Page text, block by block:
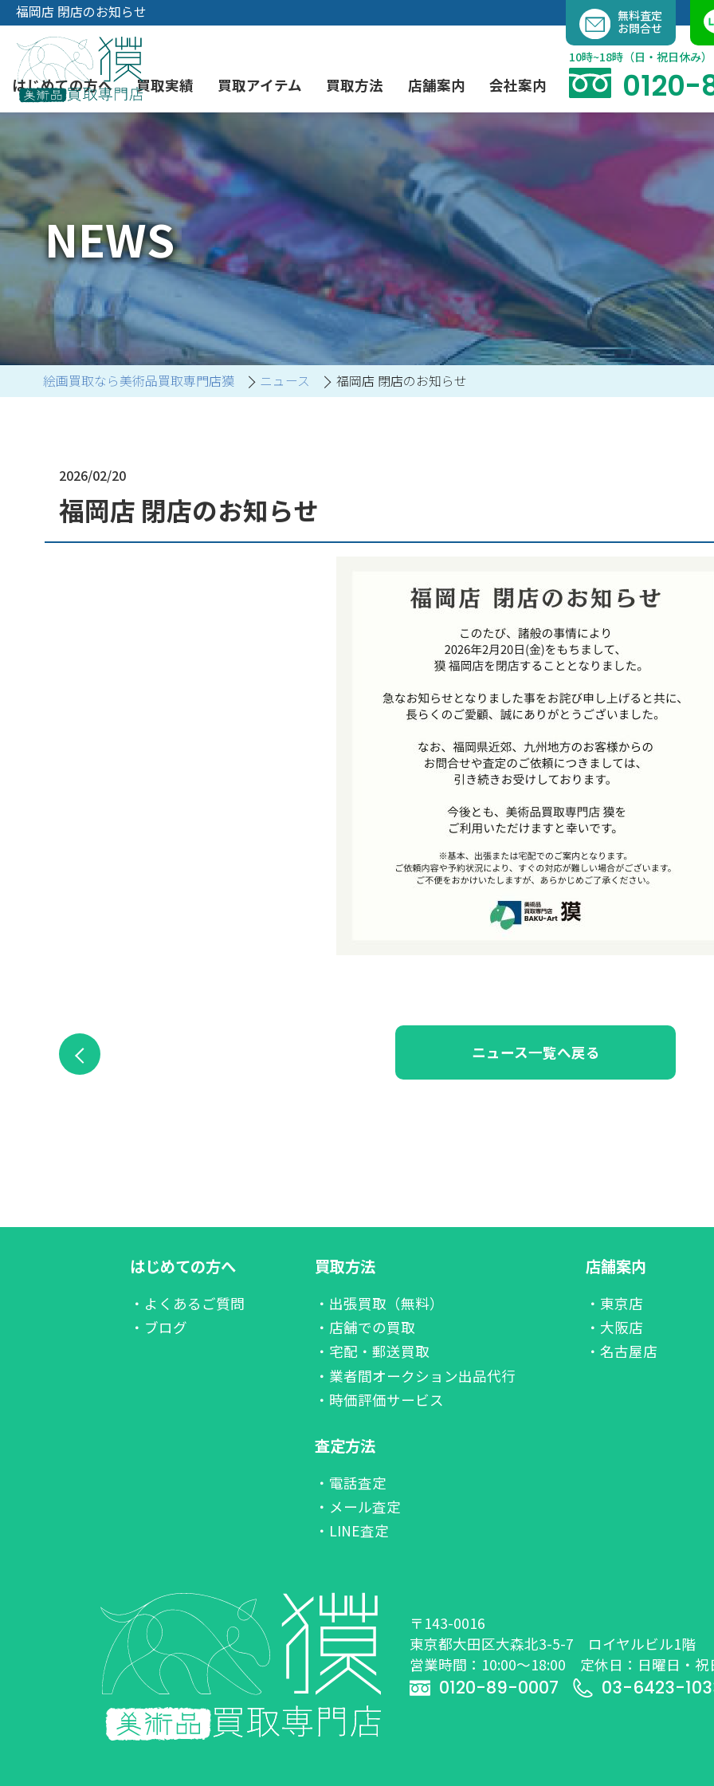
容
キ
ッ
プ
福岡店 閉店のお知らせ
はじめての方へ
初めての美術品売却 よくあるご質問
YOUTUBE instagram
買取実績 買取アイテム
絵画買取 現代アート買取
骨董品買取 茶道具買取
西洋アンティーク買取 彫刻・ブロンズ買取
中国骨董品買取 工芸品買取
買取方法
3つの買取方法 出張買取（無料）
宅配・郵送買取 業者間オークション出品代行
時価評価サービス
店舗案内
東京店 大阪店
会社案内
会社概要 当社の特徴
消費者志向自主宣言
無料査定
お問合せ
10時~18時（日・祝日休み）
NEWS
絵画買取なら美術品買取専門店獏 ニュース 福岡店 閉店のお知らせ
2026/02/20
福岡店 閉店のお知らせ
ニュース一覧へ戻る
はじめての方へ
・よくあるご質問
・ブログ
買取方法
・出張買取（無料）
・店舗での買取
・宅配・郵送買取
・業者間オークション出品代行
・時価評価サービス
査定方法
・電話査定
・メール査定
・LINE査定
店舗案内
・東京店
・大阪店
・名古屋店
〒143-0016
東京都大田区大森北3-5-7 ロイヤルビル1階
営業時間：10:00～18:00 定休日：日曜日・祝
0120-89-0007 03-6423-